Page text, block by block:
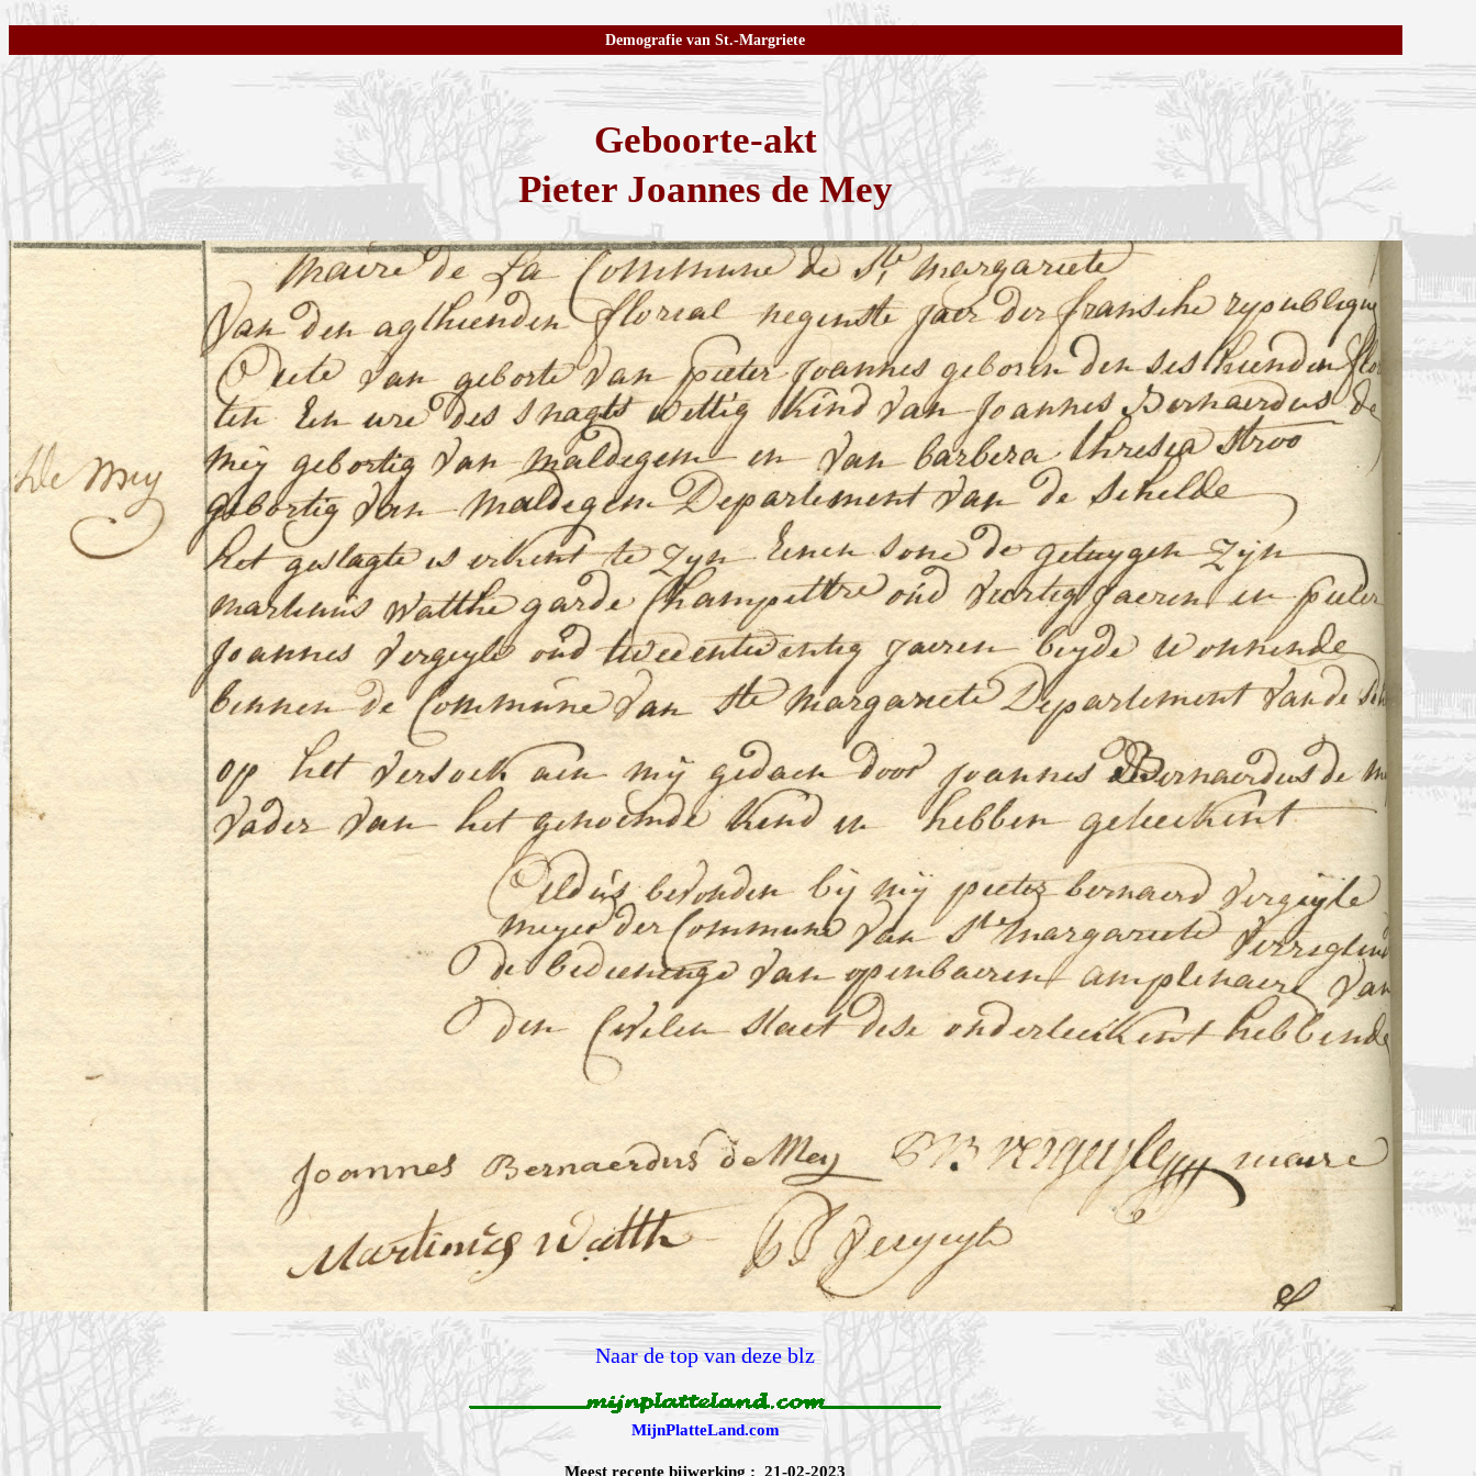
Demografie van St.-Margriete
Geboorte-akt
Pieter Joannes de Mey
Naar de top van deze blz
MijnPlatteLand.com
Meest recente bijwerking : 21-02-2023